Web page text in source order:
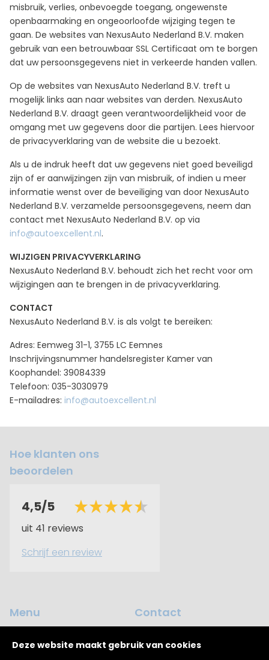
misbruik, verlies, onbevoegde toegang, ongewenste
openbaarmaking en ongeoorloofde wijziging tegen te
gaan. De websites van NexusAuto Nederland B.V. maken
gebruik van een betrouwbaar SSL Certificaat om te borgen
dat uw persoonsgegevens niet in verkeerde handen vallen.
Op de websites van NexusAuto Nederland B.V. treft u
mogelijk links aan naar websites van derden. NexusAuto
Nederland B.V. draagt geen verantwoordelijkheid voor de
omgang met uw gegevens door die partijen. Lees hiervoor
de privacyverklaring van de website die u bezoekt.
Als u de indruk heeft dat uw gegevens niet goed beveiligd
zijn of er aanwijzingen zijn van misbruik, of indien u meer
informatie wenst over de beveiliging van door NexusAuto
Nederland B.V. verzamelde persoonsgegevens, neem dan
contact met NexusAuto Nederland B.V. op via
info@autoexcellent.nl.
WIJZIGEN PRIVACYVERKLARING
NexusAuto Nederland B.V. behoudt zich het recht voor om
wijzigingen aan te brengen in de privacyverklaring.
CONTACT
NexusAuto Nederland B.V. is als volgt te bereiken:
Adres: Eemweg 31-1, 3755 LC Eemnes
Inschrijvingsnummer handelsregister Kamer van
Koophandel: 39084339
Telefoon: 035-3030979
E-mailadres: info@autoexcellent.nl
Hoe klanten ons
beoordelen
4,5/5
uit 41 reviews
Schrijf een review
Menu Contact
7961 AK Ruinerwold
Deze website maakt gebruik van cookies